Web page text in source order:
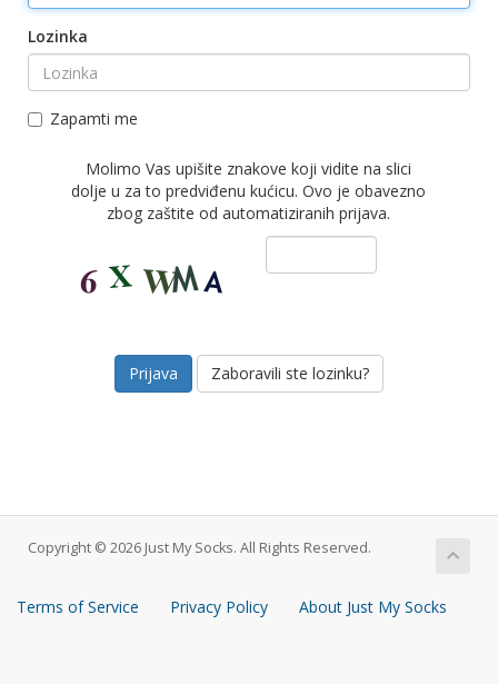
Lozinka
Zapamti me
Molimo Vas upišite znakove koji vidite na slici
dolje u za to predviđenu kućicu. Ovo je obavezno
zbog zaštite od automatiziranih prijava.
Zaboravili ste lozinku?
Copyright © 2026 Just My Socks. All Rights Reserved.
Terms of Service Privacy Policy About Just My Socks